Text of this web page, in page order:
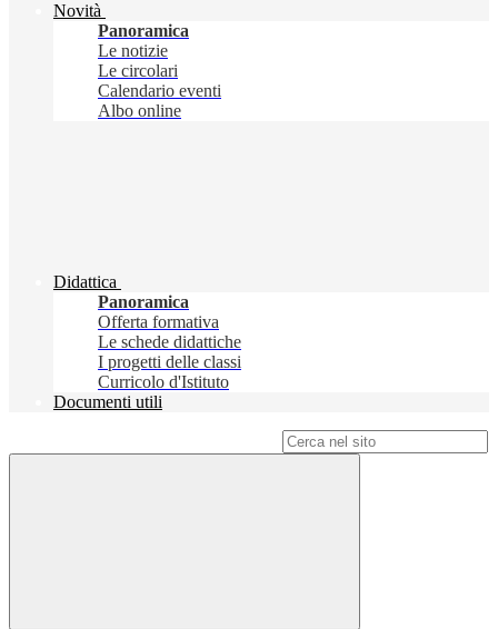
Novità
Panoramica
Le notizie
Le circolari
Calendario eventi
Albo online
Didattica
Panoramica
Offerta formativa
Le schede didattiche
I progetti delle classi
Curricolo d'Istituto
Documenti utili